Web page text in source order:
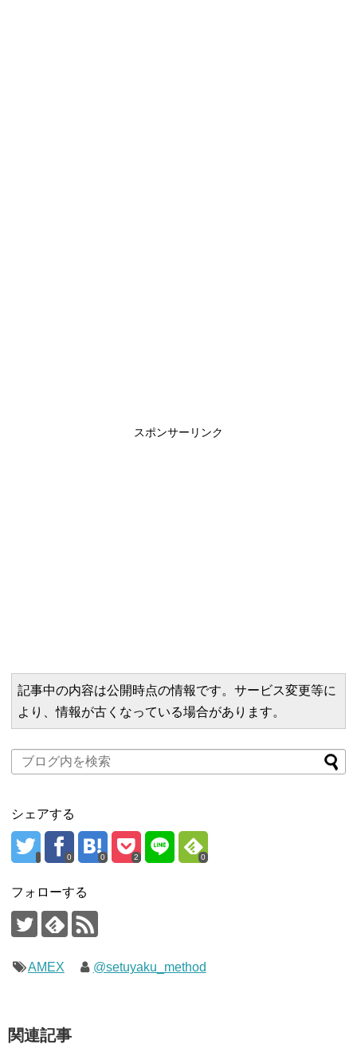
スポンサーリンク
記事中の内容は公開時点の情報です。サービス変更等に
より、情報が古くなっている場合があります。
シェアする
0 0 2 0
フォローする
AMEX @setuyaku_method
関連記事